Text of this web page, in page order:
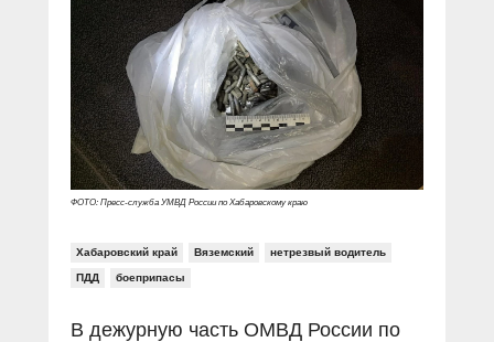
Социальные ролики
Документальные фильмы
Прямой разговор
В знании сила
Специальный репортаж
КиберПОСТОВОЙ
Газета «Щит и меч»
Журнал «Полиция России»
О ПОРТАЛЕ
Контакты
Вакансии
ФОТО: Пресс-служба УМВД России по Хабаровскому краю
Хабаровский край Вяземский нетрезвый водитель
ПДД боеприпасы
В дежурную часть ОМВД России по